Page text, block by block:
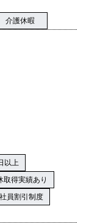
介護休暇
以上
取得実績あり
社員割引制度